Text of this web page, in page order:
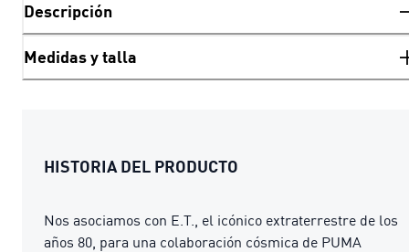
Descripción
Medidas y talla
HISTORIA DEL PRODUCTO
Nos asociamos con E.T., el icónico extraterrestre de los
años 80, para una colaboración cósmica de PUMA